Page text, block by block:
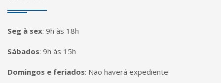
Seg à sex: 9h às 18h
Sábados: 9h às 15h
Domingos e feriados: Não haverá expediente